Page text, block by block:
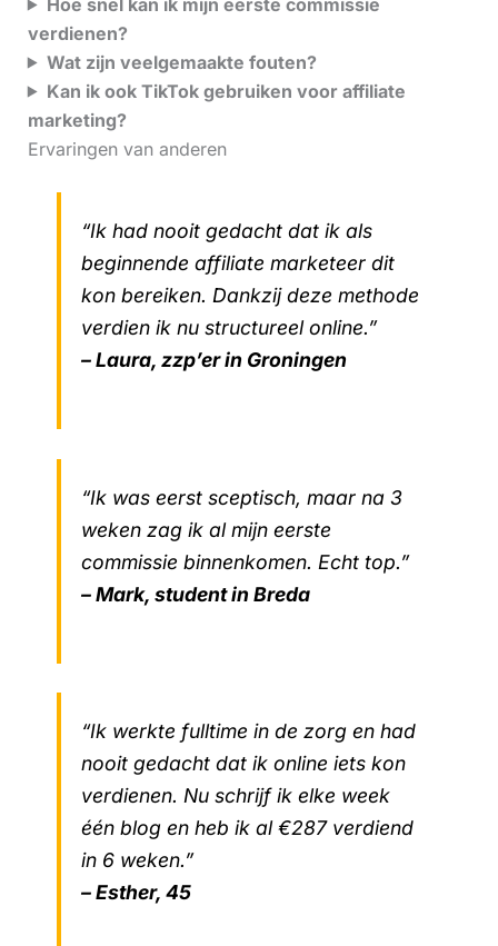
verdienen?
Wat zijn veelgemaakte fouten?
Kan ik ook TikTok gebruiken voor affiliate
marketing?
Ervaringen van anderen
“Ik had nooit gedacht dat ik als
beginnende affiliate marketeer dit
kon bereiken. Dankzij deze methode
verdien ik nu structureel online.”
– Laura, zzp’er in Groningen
“Ik was eerst sceptisch, maar na 3
weken zag ik al mijn eerste
commissie binnenkomen. Echt top.”
– Mark, student in Breda
“Ik werkte fulltime in de zorg en had
nooit gedacht dat ik online iets kon
verdienen. Nu schrijf ik elke week
één blog en heb ik al €287 verdiend
in 6 weken.”
– Esther, 45